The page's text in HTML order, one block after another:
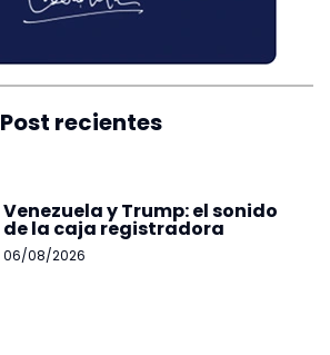
Post recientes
Venezuela y Trump: el sonido
de la caja registradora
06/08/2026